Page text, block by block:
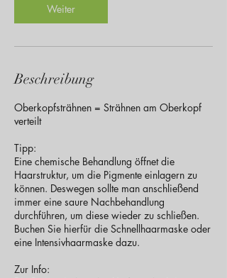
n
.
Weiter
Beschreibung
Oberkopfsträhnen = Strähnen am Oberkopf
verteilt
Tipp:
Eine chemische Behandlung öffnet die
Haarstruktur, um die Pigmente einlagern zu
können. Deswegen sollte man anschließend
immer eine saure Nachbehandlung
durchführen, um diese wieder zu schließen.
Buchen Sie hierfür die Schnellhaarmaske oder
eine Intensivhaarmaske dazu.
Zur Info: